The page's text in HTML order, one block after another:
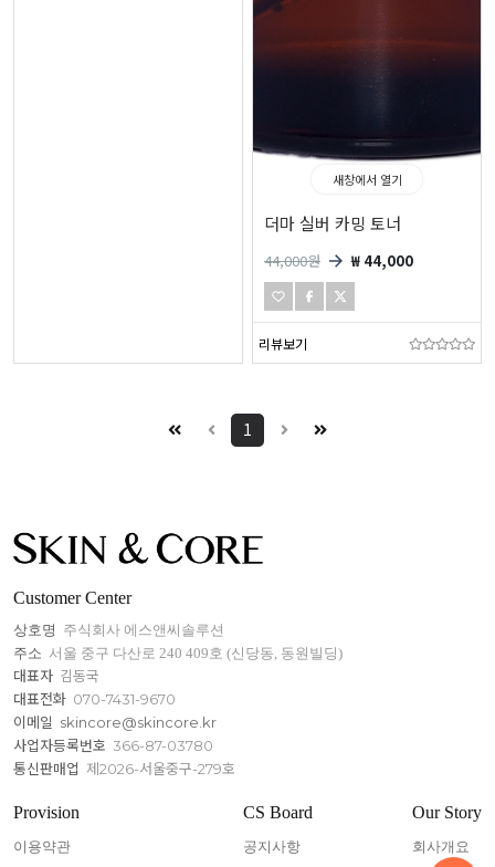
새창에서 열기
더마 실버 카밍 토너
44,000원 ₩ 44,000
리뷰보기
1
Customer Center
상호명 주식회사 에스앤씨솔루션
주소 서울 중구 다산로 240 409호 (신당동, 동원빌딩)
대표자 김동국
대표전화 070-7431-9670
이메일 skincore@skincore.kr
사업자등록번호 366-87-03780
통신판매업 제2026-서울중구-279호
Provision
이용약관
CS Board
공지사항
Our Story
회사개요